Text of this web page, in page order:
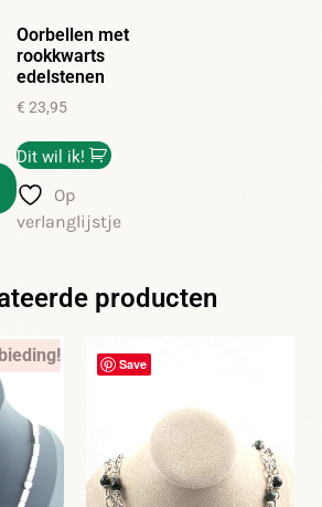
Oorbellen met
rookkwarts
edelstenen
€ 23,95
Dit wil ik!
Op
verlanglijstje
producten
Save